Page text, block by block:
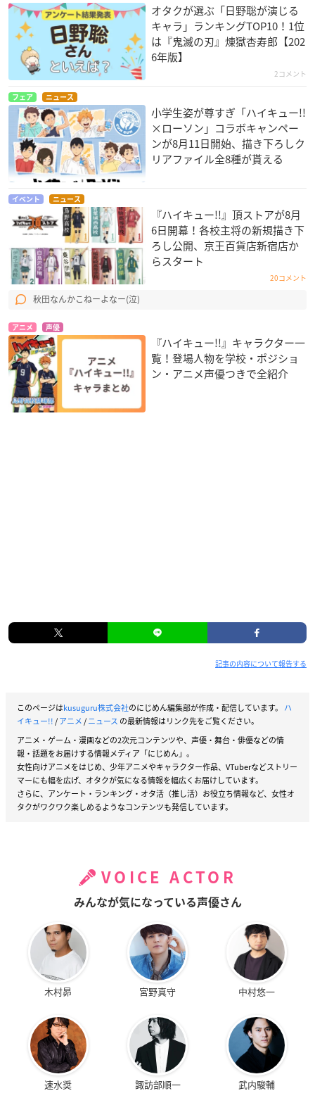
オタクが選ぶ「日野聡が演じる
キャラ」ランキングTOP10！1位
は『鬼滅の刃』煉󠄁獄杏寿郎【202
6年版】
2コメント
フェア ニュース
小学生姿が尊すぎ「ハイキュー!!
×ローソン」コラボキャンペー
ンが8月11日開始、描き下ろしク
リアファイル全8種が貰える
イベント ニュース
『ハイキュー!!』頂ストアが8月
6日開幕！各校主将の新規描き下
ろし公開、京王百貨店新宿店か
らスタート
20コメント
秋田なんかこねーよなー(泣)
アニメ 声優
『ハイキュー!!』キャラクター一
覧！登場人物を学校・ポジショ
ン・アニメ声優つきで全紹介
記事の内容について報告する
このページはkusuguru株式会社のにじめん編集部が作成・配信しています。 ハ
イキュー!!/アニメ/ニュース の最新情報はリンク先をご覧ください。
アニメ・ゲーム・漫画などの2次元コンテンツや、声優・舞台・俳優などの情
報・話題をお届けする情報メディア「にじめん」。
女性向けアニメをはじめ、少年アニメやキャラクター作品、VTuberなどストリー
マーにも幅を広げ、オタクが気になる情報を幅広くお届けしています。
さらに、アンケート・ランキング・オタ活（推し活）お役立ち情報など、女性オ
タクがワクワク楽しめるようなコンテンツも発信しています。
VOICE ACTOR
みんなが気になっている声優さん
木村昴 宮野真守 中村悠一
速水奨 諏訪部順一 武内駿輔